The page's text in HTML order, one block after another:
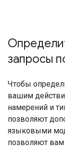
запросы
Чтобы
вашим
намерений и
позволяют
языковыми
позволяют